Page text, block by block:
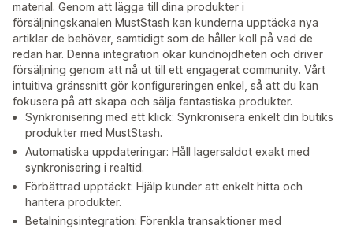
material. Genom att lägga till dina produkter i
försäljningskanalen MustStash kan kunderna upptäcka nya
artiklar de behöver, samtidigt som de håller koll på vad de
redan har. Denna integration ökar kundnöjdheten och driver
försäljning genom att nå ut till ett engagerat community. Vårt
intuitiva gränssnitt gör konfigureringen enkel, så att du kan
fokusera på att skapa och sälja fantastiska produkter.
Synkronisering med ett klick: Synkronisera enkelt din butiks
produkter med MustStash.
Automatiska uppdateringar: Håll lagersaldot exakt med
synkronisering i realtid.
Förbättrad upptäckt: Hjälp kunder att enkelt hitta och
hantera produkter.
Betalningsintegration: Förenkla transaktioner med